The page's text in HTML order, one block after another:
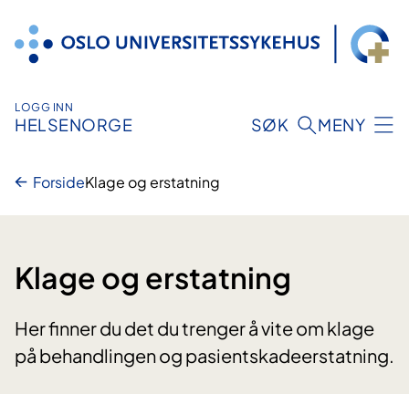
innhold
LOGG INN
HELSENORGE SØK MENY
ForsideKlage og erstatning
Klage og erstatning
Her finner du det du trenger å vite om klage
på behandlingen og pasientskadeerstatning.